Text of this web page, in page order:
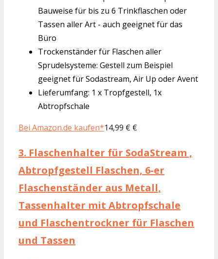
Bauweise für bis zu 6 Trinkflaschen oder
Tassen aller Art - auch geeignet für das
Büro
Trockenständer für Flaschen aller
Sprudelsysteme: Gestell zum Beispiel
geeignet für Sodastream, Air Up oder Avent
Lieferumfang: 1 x Tropfgestell, 1x
Abtropfschale
Bei Amazon.de kaufen*14,99 € €
3. Flaschenhalter für SodaStream ,
Abtropfgestell Flaschen, 6-er
Flaschenständer aus Metall,
Tassenhalter mit Abtropfschale
und Flaschentrockner für Flaschen
und Tassen